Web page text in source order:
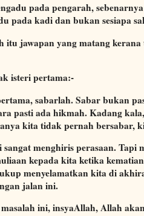
pada pengarah,
pada kadi dan bukan sesiapa
itu jawapan yang matang
isteri pertama:-
sabarlah. Sabar bukan
pasti ada hikmah. Kadang
kita tidak pernah bersabar,
sangat menghiris perasaan.
kepada kita ketika
menyelamatkan kita di
jalan ini.
ini, insyaAllah, Allah